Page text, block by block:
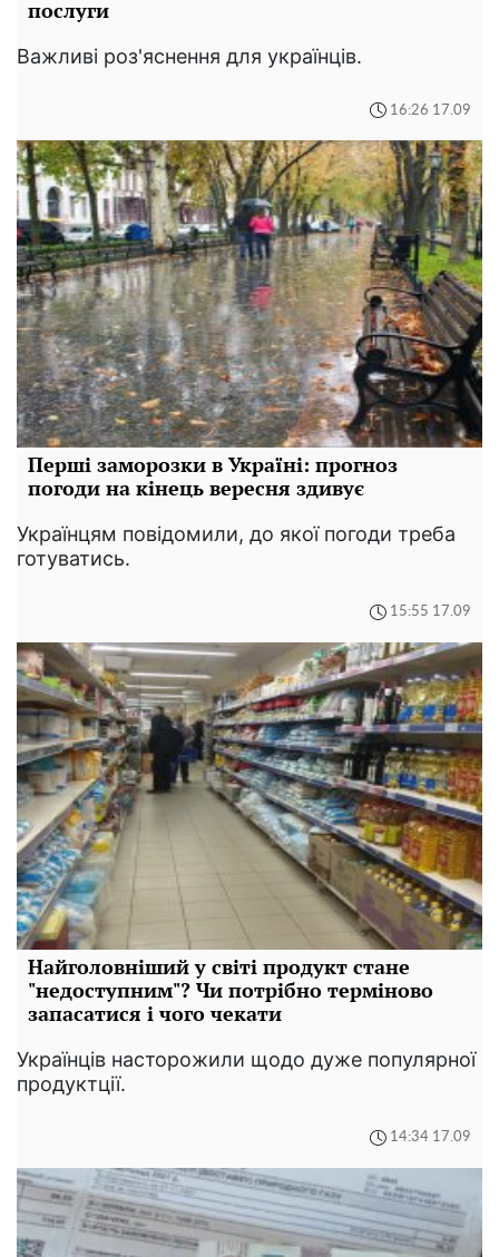
послуги
Важливі роз'яснення для українців.
16:26 17.09
Перші заморозки в Україні: прогноз
погоди на кінець вересня здивує
Українцям повідомили, до якої погоди треба
готуватись.
15:55 17.09
Найголовніший у світі продукт стане
"недоступним"? Чи потрібно терміново
запасатися і чого чекати
Українців насторожили щодо дуже популярної
продуктції.
14:34 17.09